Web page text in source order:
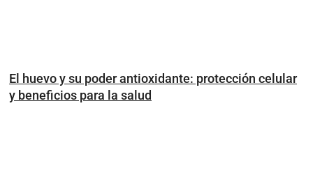
El huevo y su poder antioxidante: protección celular
y beneficios para la salud